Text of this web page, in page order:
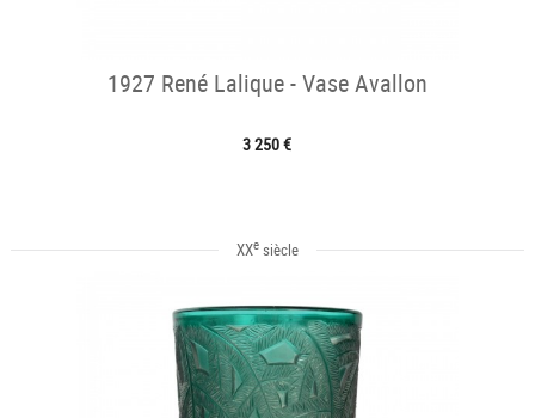
1927 René Lalique - Vase Avallon
3 250 €
XXesiècle